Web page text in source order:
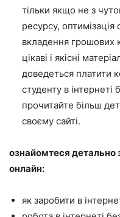
тільки якщо не з
ресурсу, оптимізація
вкладення грошових
цікаві і якісні
доведеться платити
студенту в
прочитайте більш
своєму сайті.
ознайомтеся детально
онлайн:
як заробити в